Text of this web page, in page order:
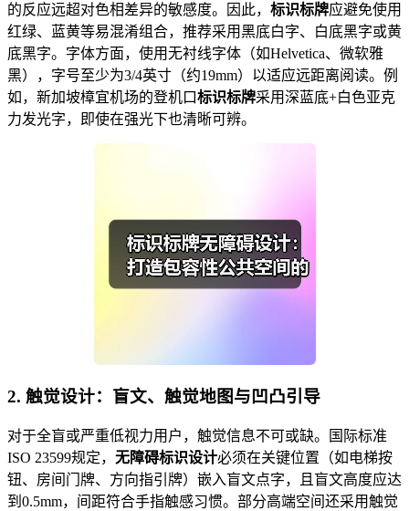
的反应远超对色相差异的敏感度。因此， 标识标牌应避免使用
红绿、蓝黄等易混淆组合，推荐采用黑底白字、白底黑字或黄
底黑字。字体方面，使用无衬线字体（如Helvetica、微软雅
黑），字号至少为3/4英寸（约19mm）以适应远距离阅读。例
如，新加坡樟宜机场的登机口标识标牌采用深蓝底+白色亚克
力发光字，即使在强光下也清晰可辨。
2. 触觉设计：盲文、触觉地图与凹凸引导
对于全盲或严重低视力用户，触觉信息不可或缺。国际标准
ISO 23599规定， 无障碍标识设计必须在关键位置（如电梯按
钮、房间门牌、方向指引牌）嵌入盲文点字，且盲文高度应达
到0.5mm，间距符合手指触感习惯。部分高端空间还采用触觉